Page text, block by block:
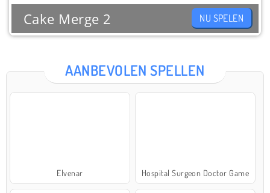
AANBEVOLEN SPELLEN
Elvenar Hospital Surgeon Doctor Game
Cake Merge 2 NU SPELEN